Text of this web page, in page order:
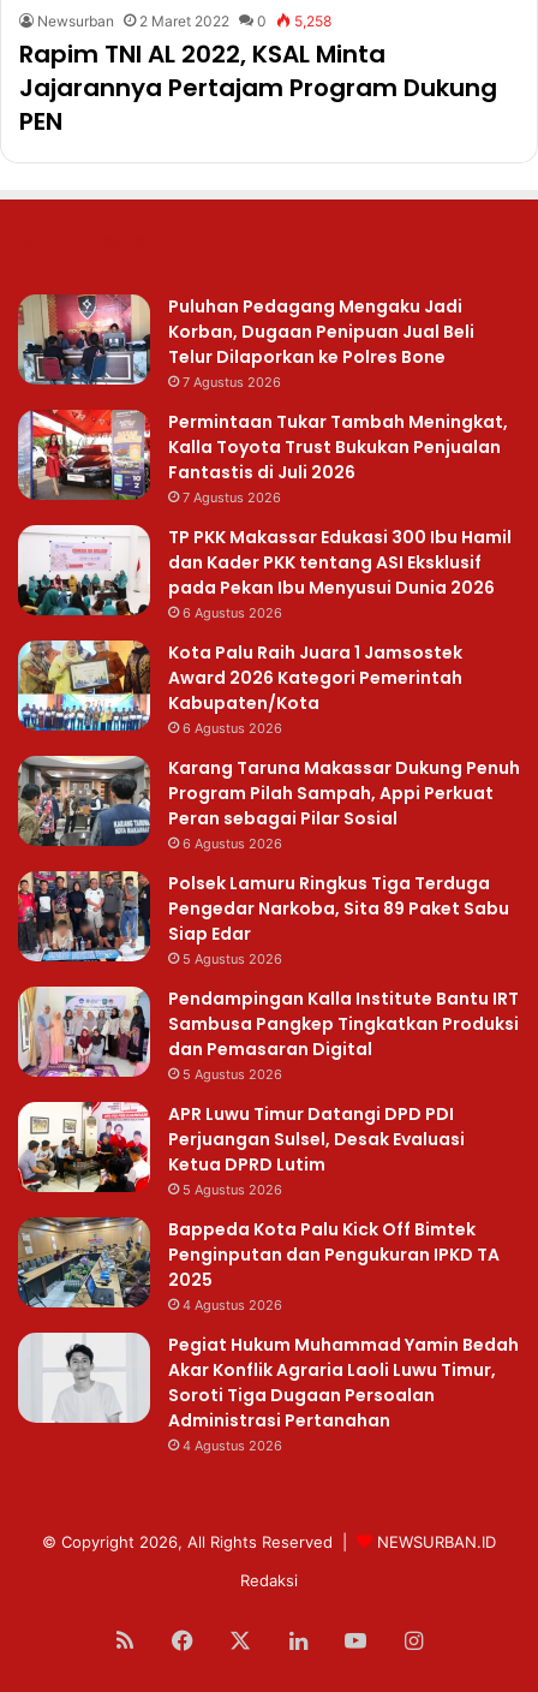
Newsurban 2 Maret 2022 0 5,258
Rapim TNI AL 2022, KSAL Minta
Jajarannya Pertajam Program Dukung
PEN
Puluhan Pedagang Mengaku Jadi
Korban, Dugaan Penipuan Jual Beli
Telur Dilaporkan ke Polres Bone
7 Agustus 2026
Permintaan Tukar Tambah Meningkat,
Kalla Toyota Trust Bukukan Penjualan
Fantastis di Juli 2026
7 Agustus 2026
TP PKK Makassar Edukasi 300 Ibu Hamil
dan Kader PKK tentang ASI Eksklusif
pada Pekan Ibu Menyusui Dunia 2026
6 Agustus 2026
Kota Palu Raih Juara 1 Jamsostek
Award 2026 Kategori Pemerintah
Kabupaten/Kota
6 Agustus 2026
Karang Taruna Makassar Dukung Penuh
Program Pilah Sampah, Appi Perkuat
Peran sebagai Pilar Sosial
6 Agustus 2026
Polsek Lamuru Ringkus Tiga Terduga
Pengedar Narkoba, Sita 89 Paket Sabu
Siap Edar
5 Agustus 2026
Pendampingan Kalla Institute Bantu IRT
Sambusa Pangkep Tingkatkan Produksi
dan Pemasaran Digital
5 Agustus 2026
APR Luwu Timur Datangi DPD PDI
Perjuangan Sulsel, Desak Evaluasi
Ketua DPRD Lutim
5 Agustus 2026
Bappeda Kota Palu Kick Off Bimtek
Penginputan dan Pengukuran IPKD TA
2025
4 Agustus 2026
Pegiat Hukum Muhammad Yamin Bedah
Akar Konflik Agraria Laoli Luwu Timur,
Soroti Tiga Dugaan Persoalan
Administrasi Pertanahan
4 Agustus 2026
© Copyright 2026, All Rights Reserved |
NEWSURBAN.ID
Redaksi
RSS Facebook LinkedInYouTubeInstagram